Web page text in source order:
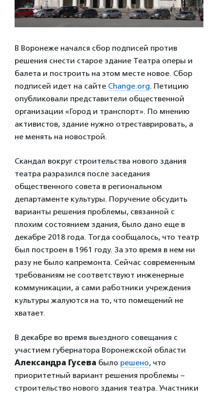
В Воронеже начался сбор подписей против
решения снести старое здание Театра оперы и
балета и построить на этом месте новое. Сбор
подписей идет на сайте Change.org. Петицию
опубликовали представители общественной
организации «Город и транспорт». По мнению
активистов, здание нужно отреставрировать, а
не менять на новострой.
Скандал вокруг строительства нового здания
театра разразился после заседания
общественного совета в региональном
департаменте культуры. Поручение обсудить
варианты решения проблемы, связанной с
плохим состоянием здания, было дано еще в
декабре 2018 года. Тогда сообщалось, что театр
был построен в 1961 году. За это время в нем ни
разу не было капремонта. Сейчас современным
требованиям не соответствуют инженерные
коммуникации, а сами работники учреждения
культуры жалуются на то, что помещений не
хватает.
В декабре во время выездного совещания с
участием губернатора Воронежской области
Александра Гусева было решено, что
приоритетный вариант решения проблемы –
строительство нового здания театра. Участники